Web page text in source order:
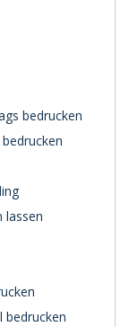
bedrucken
lassen
bedrucken